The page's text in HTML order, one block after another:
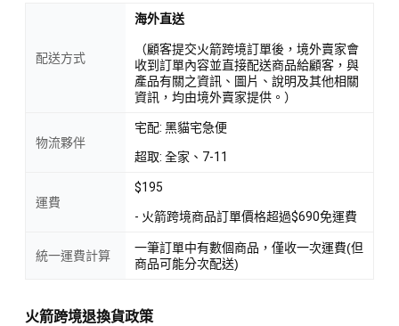
配送方式
海外直送
（顧客提交火箭跨境訂單後，境外賣家會
收到訂單內容並直接配送商品給顧客，與
產品有關之資訊、圖片、說明及其他相關
資訊，均由境外賣家提供。）
物流夥伴
宅配: 黑貓宅急便
超取: 全家、7-11
運費
$195
- 火箭跨境商品訂單價格超過$690免運費
統一運費計算
一筆訂單中有數個商品，僅收一次運費(但
商品可能分次配送)
火箭跨境退換貨政策